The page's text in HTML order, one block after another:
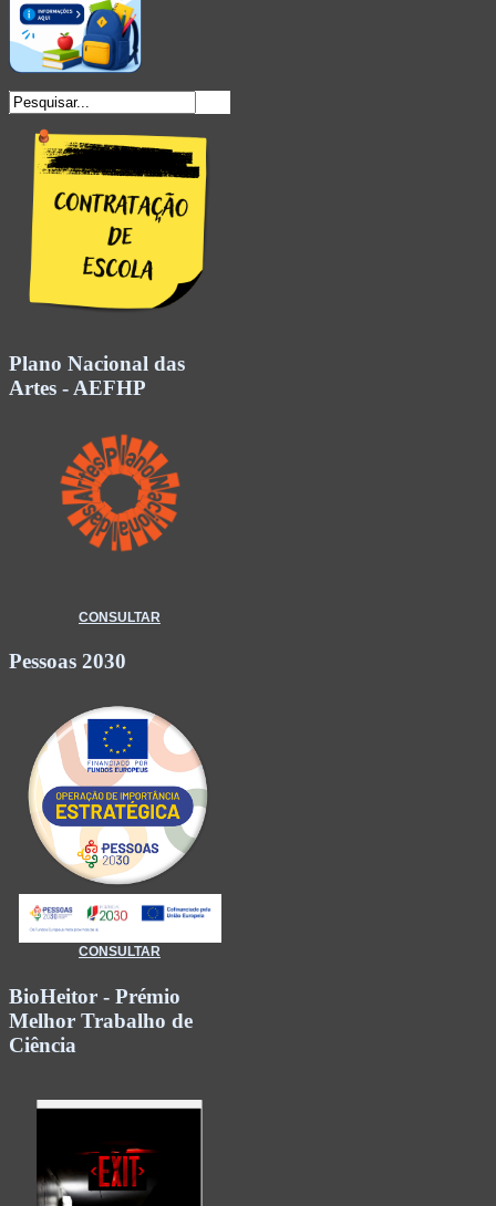
Plano Nacional das
Artes - AEFHP
CONSULTAR
Pessoas 2030
CONSULTAR
BioHeitor - Prémio
Melhor Trabalho de
Ciência